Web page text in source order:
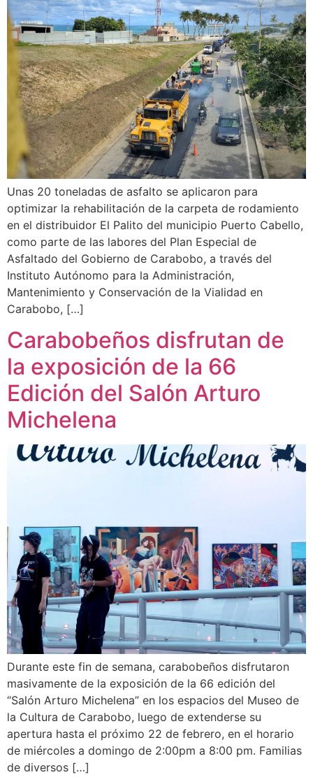
Unas 20 toneladas de asfalto se aplicaron para
optimizar la rehabilitación de la carpeta de rodamiento
en el distribuidor El Palito del municipio Puerto Cabello,
como parte de las labores del Plan Especial de
Asfaltado del Gobierno de Carabobo, a través del
Instituto Autónomo para la Administración,
Mantenimiento y Conservación de la Vialidad en
Carabobo, […]
Carabobeños disfrutan de
la exposición de la 66
Edición del Salón Arturo
Michelena
Durante este fin de semana, carabobeños disfrutaron
masivamente de la exposición de la 66 edición del
“Salón Arturo Michelena” en los espacios del Museo de
la Cultura de Carabobo, luego de extenderse su
apertura hasta el próximo 22 de febrero, en el horario
de miércoles a domingo de 2:00pm a 8:00 pm. Familias
de diversos […]